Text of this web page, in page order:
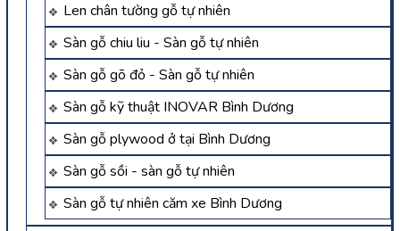
Len chân tường gỗ tự nhiên
Sàn gỗ chiu liu - Sàn gỗ tự nhiên
Sàn gỗ gõ đỏ - Sàn gỗ tự nhiên
Sàn gỗ kỹ thuật INOVAR Bình Dương
Sàn gỗ plywood ở tại Bình Dương
Sàn gỗ sồi - sàn gỗ tự nhiên
Sàn gỗ tự nhiên căm xe Bình Dương